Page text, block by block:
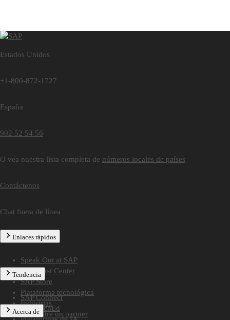
Estados Unidos
+1-800-872-1727
España
902 52 54 56
O vea nuestra lista completa de números locales de países
Contáctenos
Chat fuera de línea
Enlaces rápidos
Speak Out at SAP
SAP Trust Center
SAP Store
Plataforma tecnológica
Industrias
Encuentre un partner
Tendencia
SAP Connect
SAP TechEd
Acerca de